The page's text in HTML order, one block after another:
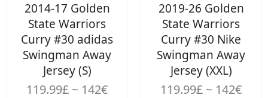
2014-17 Golden
State Warriors
Curry #30 adidas
Swingman Away
Jersey (S)
119.99£ ~ 142€
2019-26 Golden
State Warriors
Curry #30 Nike
Swingman Away
Jersey (XXL)
119.99£ ~ 142€